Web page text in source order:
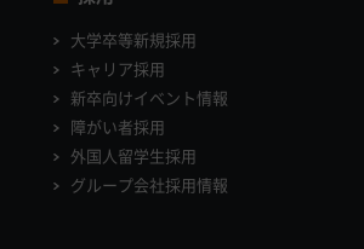
大学卒等新規採用
キャリア採用
新卒向けイベント情報
障がい者採用
外国人留学生採用
グループ会社採用情報